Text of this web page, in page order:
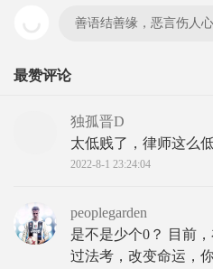
善语结善缘，恶言伤人心
最赞评论
独孤晋D
太低贱了，律师这么
2022-8-1 23:24:04
peoplegarden
是不是少个0？ 目前
过法考，改变命运，